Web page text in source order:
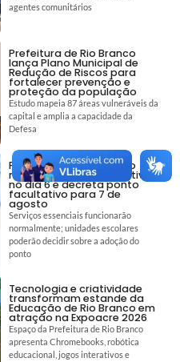
agentes comunitários
Prefeitura de Rio Branco
lança Plano Municipal de
Redução de Riscos para
fortalecer prevenção e
proteção da população
Estudo mapeia 87 áreas vulneráveis da
capital e amplia a capacidade da
Defesa
Prefeitura de Rio Branco
mantém ponto facultativo
no dia 6 e decreta ponto
facultativo para 7 de
agosto
Serviços essenciais funcionarão
normalmente; unidades escolares
poderão decidir sobre a adoção do
ponto
Tecnologia e criatividade
transformam estande da
Educação de Rio Branco em
atração na Expoacre 2026
Espaço da Prefeitura de Rio Branco
apresenta Chromebooks, robótica
educacional, jogos interativos e